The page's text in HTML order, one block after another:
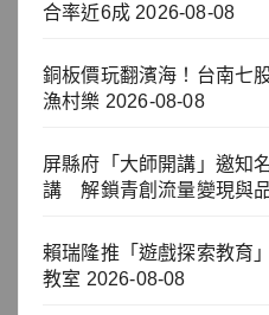
合率近6成 2026-08-08
銅板價玩翻濱海！台南七
漁村樂 2026-08-08
屏縣府「大師開講」邀知
講 解鎖青創流量變現與
賴瑞隆推「遊戲探索教育
教室 2026-08-08